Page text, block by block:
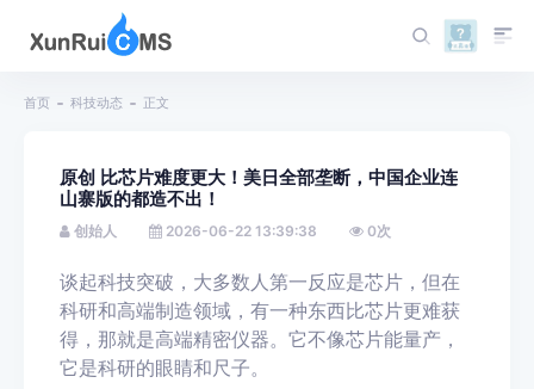
首页 科技动态 正文
原创 比芯片难度更大！美日全部垄断，中国企业连
山寨版的都造不出！
创始人 2026-06-22 13:39:38 0次
谈起科技突破，大多数人第一反应是芯片，但在
科研和高端制造领域，有一种东西比芯片更难获
得，那就是高端精密仪器。它不像芯片能量产，
它是科研的眼睛和尺子。